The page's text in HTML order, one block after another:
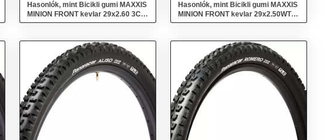
Hasonlók, mint Bicikli gumi MAXXIS
MINION FRONT kevlar 29x2.60 3CT
EXO+ TR
Hasonlók, mint Bicikli gumi MAXXIS
MINION FRONT kevlar 29x2.50WT
3CT EXO+ TR